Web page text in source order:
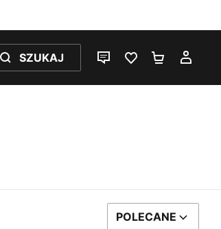
SZUKAJ
CZAT NA ŻYWO
ULUBIONE 0
KOSZYK
SORTUJ WEDŁUG
POLECANE